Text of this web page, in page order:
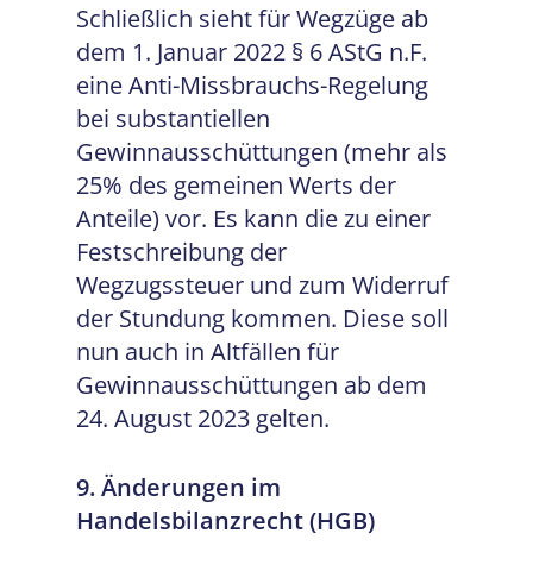
Schließlich sieht für Wegzüge ab
dem 1. Januar 2022 § 6 AStG n.F.
eine Anti-Missbrauchs-Regelung
bei substantiellen
Gewinnausschüttungen (mehr als
25% des gemeinen Werts der
Anteile) vor. Es kann die zu einer
Festschreibung der
Wegzugssteuer und zum Widerruf
der Stundung kommen. Diese soll
nun auch in Altfällen für
Gewinnausschüttungen ab dem
24. August 2023 gelten.
9. Änderungen im
Handelsbilanzrecht (HGB)